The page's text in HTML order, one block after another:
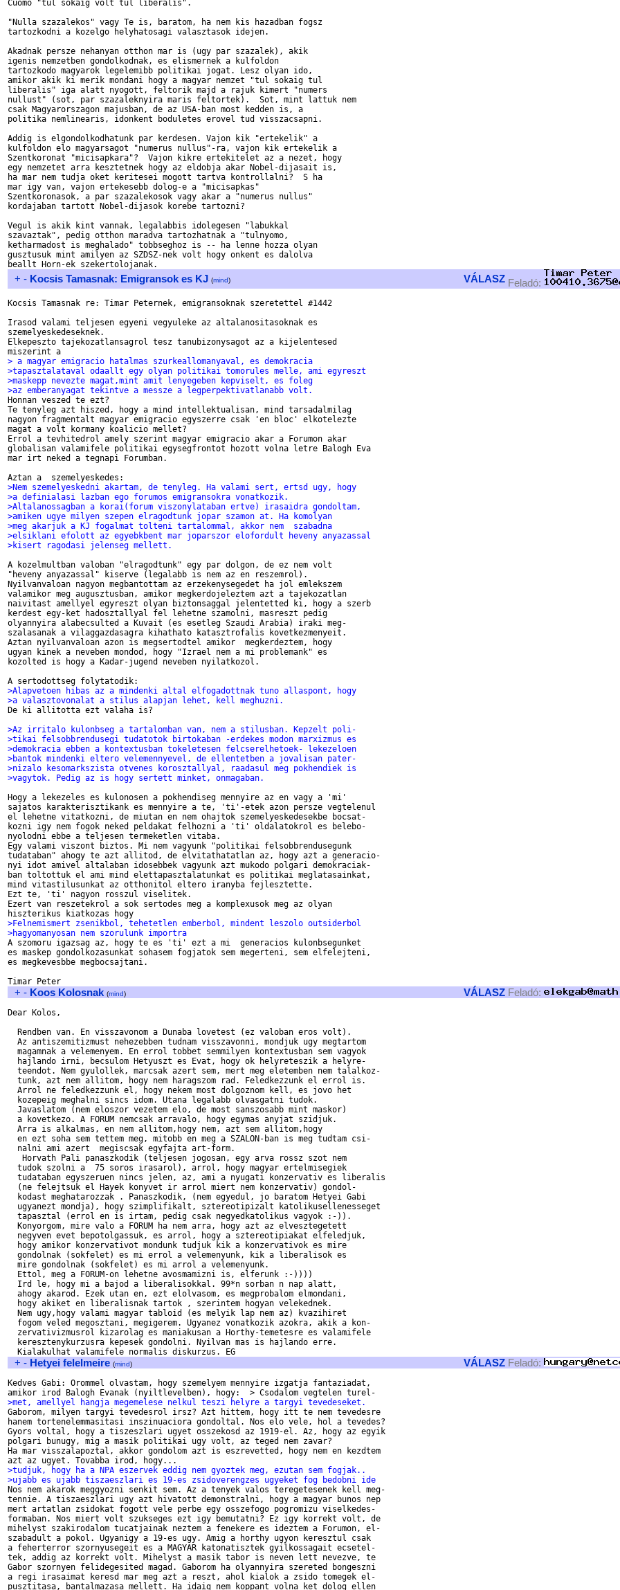
Cuomo "tul sokaig volt tul liberalis".
"Nulla szazalekos" vagy Te is, baratom, ha nem kis hazadban fogsz
tartozkodni a kozelgo helyhatosagi valasztasok idejen.
Akadnak persze nehanyan otthon mar is (ugy par szazalek), akik
igenis nemzetben gondolkodnak, es elismernek a kulfoldon
tartozkodo magyarok legelemibb politikai jogat. Lesz olyan ido,
amikor akik ki merik mondani hogy a magyar nemzet "tul sokaig tul
liberalis" iga alatt nyogott, feltorik majd a rajuk kimert "numers
nullust" (sot, par szazaleknyira maris feltortek).  Sot, mint lattuk nem
csak Magyarorszagon majusban, de az USA-ban most kedden is, a
politika nemlinearis, idonkent boduletes erovel tud visszacsapni.
Addig is elgondolkodhatunk par kerdesen. Vajon kik "ertekelik" a
kulfoldon elo magyarsagot "numerus nullus"-ra, vajon kik ertekelik a
Szentkoronat "micisapkara"?  Vajon kikre ertekitelet az a nezet, hogy
egy nemzetet arra kesztetnek hogy az eldobja akar Nobel-dijasait is,
ha mar nem tudja oket keritesei mogott tartva kontrollalni?  S ha
mar igy van, vajon ertekesebb dolog-e a "micisapkas"
Szentkoronasok, a par szazalekosok vagy akar a "numerus nullus"
kordajaban tartott Nobel-dijasok korebe tartozni?
Vegul is akik kint vannak, legalabbis idolegesen "labukkal
szavaztak", pedig otthon maradva tartozhatnak a "tulnyomo,
ketharmadost is meghalado" tobbseghoz is -- ha lenne hozza olyan
gusztusuk mint amilyen az SZDSZ-nek volt hogy onkent es dalolva
+ - Kocsis Tamasnak: Emigransok es KJ (mind) VÁLASZ Feladó:
Kocsis Tamasnak re: Timar Peternek, emigransoknak szeretettel #1442
Irasod valami teljesen egyeni vegyuleke az altalanositasoknak es
szemelyeskedeseknek.
Elkepeszto tajekozatlansagrol tesz tanubizonysagot az a kijelentesed
> a magyar emigracio hatalmas szurkeallomanyaval, es demokracia
>tapasztalataval odaallt egy olyan politikai tomorules melle, ami egyreszt
>maskepp nevezte magat,mint amit lenyegeben kepviselt, es foleg
>az emberanyagat tekintve a messze a legperpektivatlanabb volt.
Honnan veszed te ezt?
Te tenyleg azt hiszed, hogy a mind intellektualisan, mind tarsadalmilag
nagyon fragmentalt magyar emigracio egyszerre csak 'en bloc' elkotelezte
magat a volt kormany koalicio mellet?
Errol a tevhitedrol amely szerint magyar emigracio akar a Forumon akar
globalisan valamifele politikai egysegfrontot hozott volna letre Balogh Eva
mar irt neked a tegnapi Forumban.
>Nem szemelyeskedni akartam, de tenyleg. Ha valami sert, ertsd ugy, hogy
>a definialasi lazban ego forumos emigransokra vonatkozik.
>Altalanossagban a korai(forum viszonylataban ertve) irasaidra gondoltam,
>amiken ugye milyen szepen elragodtunk jopar szamon at. Ha komolyan
>meg akarjuk a KJ fogalmat tolteni tartalommal, akkor nem  szabadna
>elsiklani efolott az egyebkbent mar joparszor elofordult heveny anyazassal
>kisert ragodasi jelenseg mellett.
A kozelmultban valoban "elragodtunk" egy par dolgon, de ez nem volt
"heveny anyazassal" kiserve (legalabb is nem az en reszemrol).
Nyilvanvaloan nagyon megbantottam az erzekenysegedet ha jol emlekszem
valamikor meg augusztusban, amikor megkerdojeleztem azt a tajekozatlan
naivitast amellyel egyreszt olyan biztonsaggal jelentetted ki, hogy a szerb
kerdest egy-ket hadosztallyal fel lehetne szamolni, masreszt pedig
olyannyira alabecsulted a Kuvait (es esetleg Szaudi Arabia) iraki meg-
szalasanak a vilaggazdasagra kihathato katasztrofalis kovetkezmenyeit.
Aztan nyilvanvaloan azon is megsertodtel amikor  megkerdeztem, hogy
ugyan kinek a neveben mondod, hogy "Izrael nem a mi problemank" es
kozolted is hogy a Kadar-jugend neveben nyilatkozol.
>Alapvetoen hibas az a mindenki altal elfogadottnak tuno allaspont, hogy
>a valasztovonalat a stilus alapjan lehet, kell meghuzni.
De ki allitotta ezt valaha is?
>Az irritalo kulonbseg a tartalomban van, nem a stilusban. Kepzelt poli-
>tikai felsobbrendusegi tudatotok birtokaban -erdekes modon marxizmus es
>demokracia ebben a kontextusban tokeletesen felcserelhetoek- lekezeloen
>bantok mindenki eltero velemennyevel, de ellentetben a jovalisan pater-
>nizalo kesomarkszista otvenes korosztallyal, raadasul meg pokhendiek is
>vagytok. Pedig az is hogy sertett minket, onmagaban.
Hogy a lekezeles es kulonosen a pokhendiseg mennyire az en vagy a 'mi'
sajatos karakterisztikank es mennyire a te, 'ti'-etek azon persze vegtelenul
el lehetne vitatkozni, de miutan en nem ohajtok szemelyeskedesekbe bocsat-
kozni igy nem fogok neked peldakat felhozni a 'ti' oldalatokrol es belebo-
nyolodni ebbe a teljesen termeketlen vitaba.
Egy valami viszont biztos. Mi nem vagyunk "politikai felsobbrendusegunk
tudataban" ahogy te azt allitod, de elvitathatatlan az, hogy azt a generacio-
nyi idot amivel altalaban idosebbek vagyunk azt mukodo polgari demokraciak-
ban toltottuk el ami mind elettapasztalatunkat es politikai meglatasainkat,
mind vitastilusunkat az otthonitol eltero iranyba fejlesztette.
Ezt te, 'ti' nagyon rosszul viselitek.
Ezert van reszetekrol a sok sertodes meg a komplexusok meg az olyan
>Felnemismert zsenikbol, tehetetlen emberbol, mindent leszolo outsiderbol
>hagyomanyosan nem szorulunk importra
A szomoru igazsag az, hogy te es 'ti' ezt a mi  generacios kulonbsegunket
es maskep gondolkozasunkat sohasem fogjatok sem megerteni, sem elfelejteni,
es megkevesbbe megbocsajtani.
+ - Koos Kolosnak (mind) VÁLASZ Feladó:
Dear Kolos,
  Rendben van. En visszavonom a Dunaba lovetest (ez valoban eros volt).
  Az antiszemitizmust nehezebben tudnam visszavonni, mondjuk ugy megtartom
  magamnak a velemenyem. En errol tobbet semmilyen kontextusban sem vagyok
  hajlando irni, becsulom Hetyuszt es Evat, hogy ok helyreteszik a helyre-
  teendot. Nem gyulollek, marcsak azert sem, mert meg eletemben nem talalkoz-
  tunk, azt nem allitom, hogy nem haragszom rad. Feledkezzunk el errol is.
  Arrol ne feledkezzunk el, hogy nekem most dolgoznom kell, es jovo het
  kozepeig meghalni sincs idom. Utana legalabb olvasgatni tudok.
  Javaslatom (nem eloszor vezetem elo, de most sanszosabb mint maskor)
  a kovetkezo. A FORUM nemcsak arravalo, hogy egymas anyjat szidjuk.
  Arra is alkalmas, en nem allitom,hogy nem, azt sem allitom,hogy
  en ezt soha sem tettem meg, mitobb en meg a SZALON-ban is meg tudtam csi-
  nalni ami azert  megiscsak egyfajta art-form.
   Horvath Pali panaszkodik (teljesen jogosan, egy arva rossz szot nem
  tudok szolni a  75 soros irasarol), arrol, hogy magyar ertelmisegiek
  tudataban egyszeruen nincs jelen, az, ami a nyugati konzervativ es liberalis
  (ne felejtsuk el Hayek konyvet ir arrol miert nem konzervativ) gondol-
  kodast meghatarozzak . Panaszkodik, (nem egyedul, jo baratom Hetyei Gabi
  ugyanezt mondja), hogy szimplifikalt, sztereotipizalt katolikusellenesseget
  tapasztal (errol en is irtam, pedig csak negyedkatolikus vagyok :-)).
  Konyorgom, mire valo a FORUM ha nem arra, hogy azt az elvesztegetett
  negyven evet bepotolgassuk, es arrol, hogy a sztereotipiakat elfeledjuk,
  hogy amikor konzervativot mondunk tudjuk kik a konzervativok es mire
  gondolnak (sokfelet) es mi errol a velemenyunk, kik a liberalisok es
  mire gondolnak (sokfelet) es mi arrol a velemenyunk.
  Ettol, meg a FORUM-on lehetne avosmamizni is, elferunk :-))))
  Ird le, hogy mi a bajod a liberalisokkal. 99*n sorban n nap alatt,
  ahogy akarod. Ezek utan en, ezt elolvasom, es megprobalom elmondani,
  hogy akiket en liberalisnak tartok , szerintem hogyan velekednek.
  Nem ugy,hogy valami magyar tabloid (es melyik lap nem az) kvazihiret
  fogom veled megosztani, megigerem. Ugyanez vonatkozik azokra, akik a kon-
  zervativizmusrol kizarolag es maniakusan a Horthy-temetesre es valamifele
  keresztenykurzusra kepesek gondolni. Nyilvan mas is hajlando erre.
+ - Hetyei felelmeire (mind) VÁLASZ Feladó:
Kedves Gabi: Orommel olvastam, hogy szemelyem mennyire izgatja fantaziadat,
>met, amellyel hangja megemelese nelkul teszi helyre a targyi tevedeseket.
Gaborom, milyen targyi tevedesrol irsz? Azt hittem, hogy itt te nem tevedesre
hanem tortenelemmasitasi inszinuaciora gondoltal. Nos elo vele, hol a tevedes?
Gyors voltal, hogy a tiszeszlari ugyet osszekosd az 1919-el. Az, hogy az egyik
polgari bunugy, mig a masik politikai ugy volt, az teged nem zavar?
Ha mar visszalapoztal, akkor gondolom azt is eszrevetted, hogy nem en kezdtem
>tudjuk, hogy ha a NPA eszervek eddig nem gyoztek meg, ezutan sem fogjak..
>ujabb es ujabb tiszaeszlari es 19-es zsidoverengzes ugyeket fog bedobni ide
Nos nem akarok meggyozni senkit sem. Az a tenyek valos teregetesenek kell meg-
tennie. A tiszaeszlari ugy azt hivatott demonstralni, hogy a magyar bunos nep
mert artatlan zsidokat fogott vele perbe egy osszefogo pogromizu viselkedes-
formaban. Nos miert volt szukseges ezt igy bemutatni? Ez igy korrekt volt, de
mihelyst szakirodalom tucatjainak neztem a fenekere es ideztem a Forumon, el-
szabadult a pokol. Ugyanigy a 19-es ugy. Amig a horthy ugyon keresztul csak
a feherterror szornyusegeit es a MAGYAR katonatisztek gyilkossagait ecsetel-
tek, addig az korrekt volt. Mihelyst a masik tabor is neven lett nevezve, te
Gabor szornyen felidegesited magad. Gaborom ha olyannyira szereted bongeszni
a regi irasaimat keresd mar meg azt a reszt, ahol kialok a zsido tomegek el-
pusztitasa, bantalmazasa mellett. Ha idaig nem koppant volna ket dolog ellen